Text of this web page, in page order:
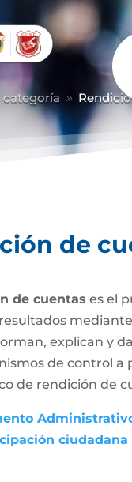
categoría 9
de
de cuentas es el
explican y
de control
de rendición de